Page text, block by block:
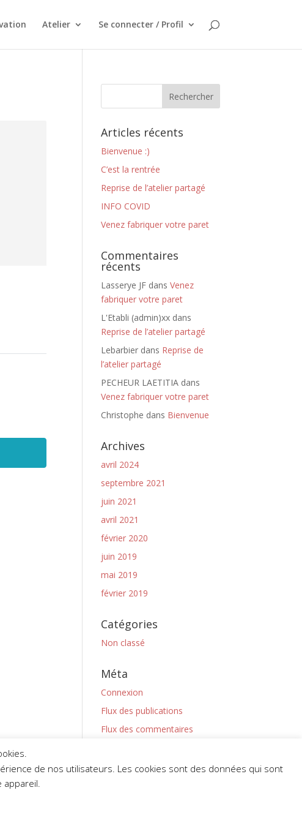
Atelier Se connecter / Profil
Articles récents
Bienvenue :)
C’est la rentrée
Reprise de l’atelier partagé
INFO COVID
Venez fabriquer votre paret
Commentaires
récents
Lasserye JF dansVenez
fabriquer votre paret
L'Etabli (admin)xx dans
Reprise de l’atelier partagé
Lebarbier dans Reprise de
l’atelier partagé
PECHEUR LAETITIA dans
Venez fabriquer votre paret
Christophe dans Bienvenue
Archives
avril 2024
septembre 2021
juin 2021
avril 2021
février 2020
juin 2019
mai 2019
février 2019
Catégories
Non classé
Méta
Connexion
Flux des publications
Flux des commentaires
de nos utilisateurs. Les cookies sont des données qui sont